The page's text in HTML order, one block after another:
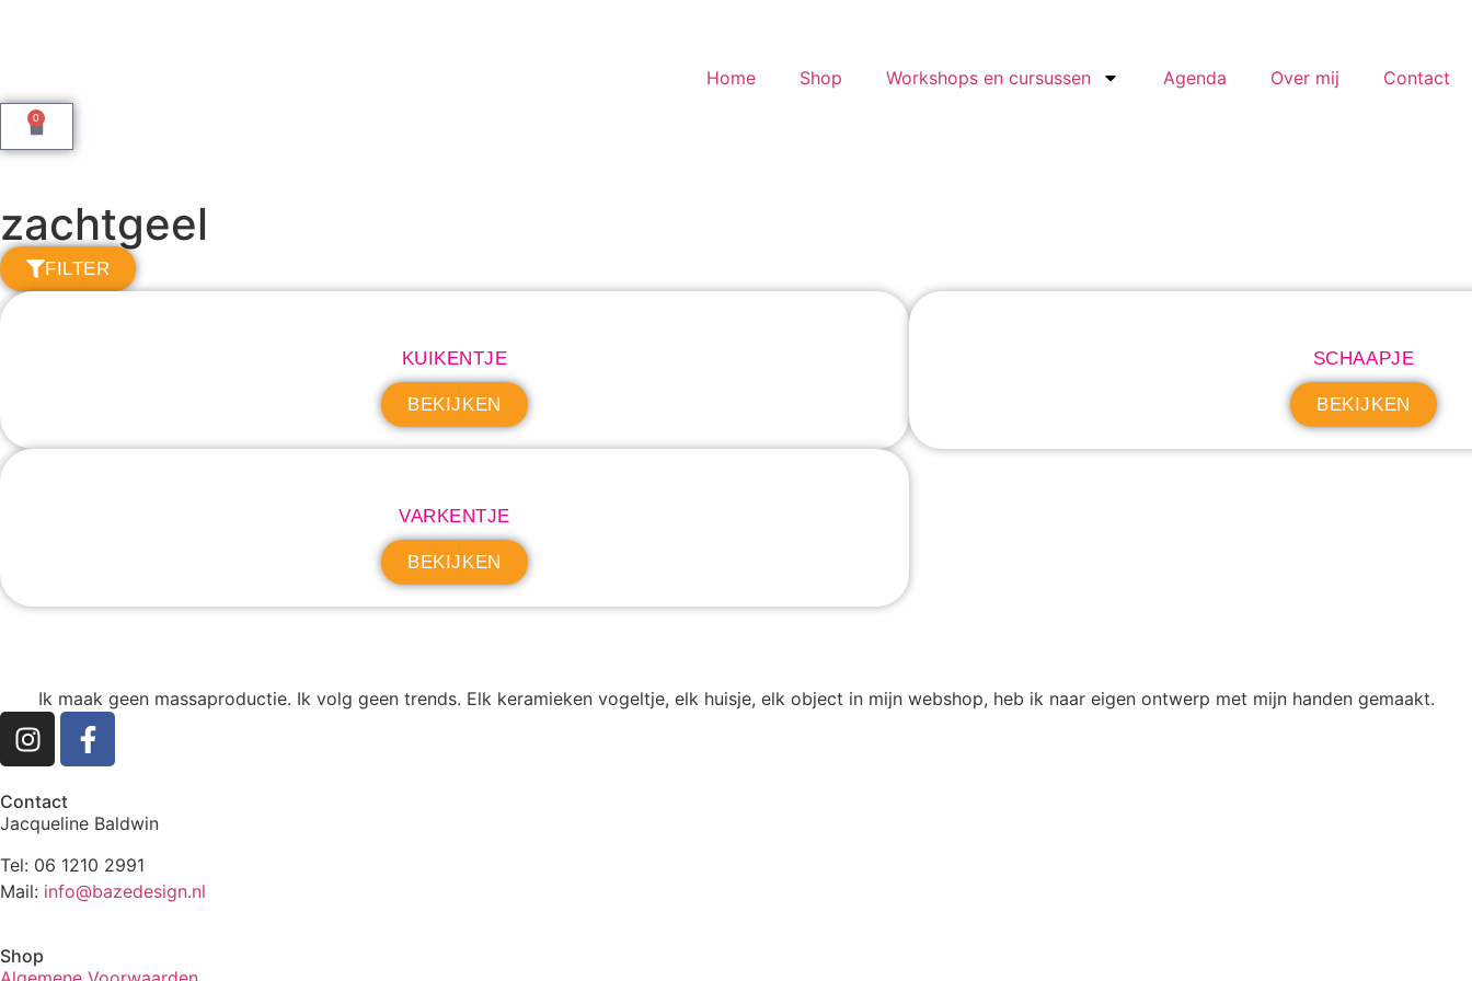
Home Shop Workshops en cursussen Agenda Over mij Contact
0
zachtgeel
FILTER
KUIKENTJE
BEKIJKEN
SCHAAPJE
BEKIJKEN
VARKENTJE
BEKIJKEN
Ik maak geen massaproductie. Ik volg geen trends. Elk keramieken vogeltje, elk huisje, elk object in mijn webshop, heb ik naar eigen ontwerp met mijn handen gemaakt.
Contact
Jacqueline Baldwin
Tel: 06 1210 2991
Mail: info@bazedesign.nl
Shop